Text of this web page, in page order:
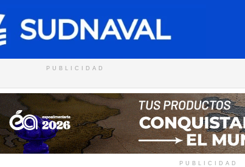
PUBLICIDAD
PUBLICIDAD